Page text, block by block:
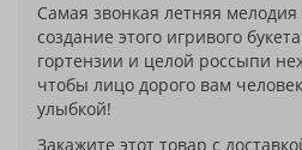
Самая звонкая летняя
создание этого игривого
гортензии и целой россыпи
чтобы лицо дорого вам
улыбкой!
Закажите этот товар с